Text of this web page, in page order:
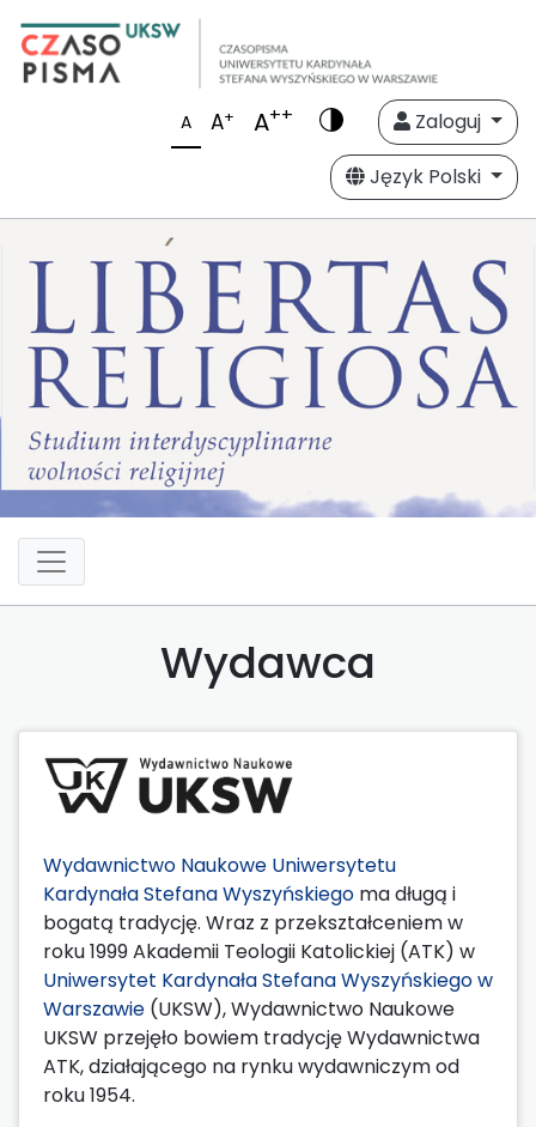
A A+ A++
Zaloguj
Język Polski
Wydawca
Wydawnictwo Naukowe Uniwersytetu
Kardynała Stefana Wyszyńskiego ma długą i
bogatą tradycję. Wraz z przekształceniem w
roku 1999 Akademii Teologii Katolickiej (ATK) w
Uniwersytet Kardynała Stefana Wyszyńskiego w
Warszawie (UKSW), Wydawnictwo Naukowe
UKSW przejęło bowiem tradycję Wydawnictwa
ATK, działającego na rynku wydawniczym od
roku 1954.